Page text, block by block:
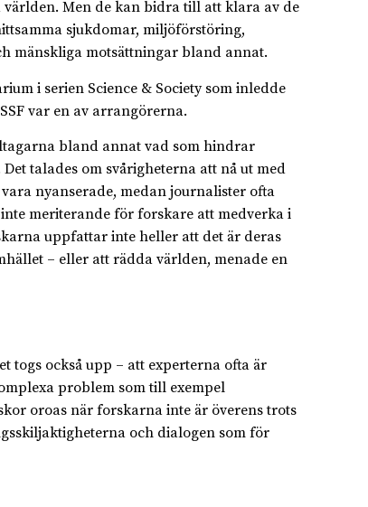
Men de kan bidra till att klara av de
sjukdomar, miljöförstöring,
mänskliga motsättningar bland annat.
i serien Science & Society som inledde
var en av arrangörerna.
bland annat vad som hindrar
talades om svårigheterna att nå ut med
nyanserade, medan journalister ofta
meriterande för forskare att medverka i
uppfattar inte heller att det är deras
– eller att rädda världen, menade en
togs också upp – att experterna ofta är
problem som till exempel
oroas när forskarna inte är överens trots
och dialogen som för